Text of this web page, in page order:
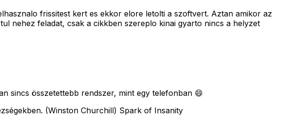
frissitest kert es ekkor elore letolti a szoftvert. Aztan amikor az
nehez feladat, csak a cikkben szereplo kinai gyarto nincs a helyzet
sincs összetettebb rendszer, mint egy telefonban 😄
(Winston Churchill) Spark of Insanity